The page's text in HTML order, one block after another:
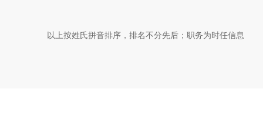
以上按姓氏拼音排序，排名不分先后；职务为时任信息